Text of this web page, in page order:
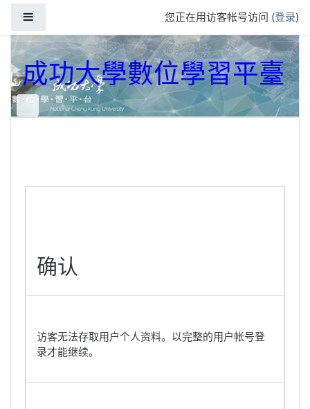
您正在用访客帐号访问 (登录)
成功大學數位學習平臺
确认
访客无法存取用户个人资料。以完整的用户帐号登
录才能继续。